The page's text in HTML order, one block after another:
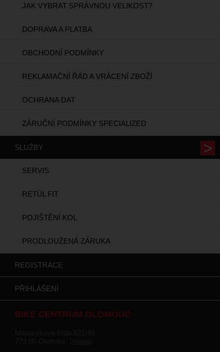
JAK VYBRAT SPRÁVNOU VELIKOST?
DOPRAVA A PLATBA
OBCHODNÍ PODMÍNKY
REKLAMAČNÍ ŘÁD A VRÁCENÍ ZBOŽÍ
OCHRANA DAT
ZÁRUČNÍ PODMÍNKY SPECIALIZED
SLUŽBY
SERVIS
RETÜL FIT
POJIŠTĚNÍ KOL
PRODLOUŽENÁ ZÁRUKA
REGISTRACE
PŘIHLÁŠENÍ
BIKE CENTRUM OLOMOUC